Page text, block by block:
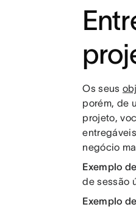
Os seus
porém, de
projeto,
negócio
Exemplo
de sessão
Exemplo